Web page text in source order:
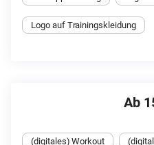
Logo auf Trainingskleidung
Ab
(digitales) Workout